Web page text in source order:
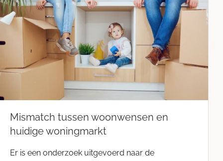
Mismatch tussen woonwensen en
huidige woningmarkt
Er is een onderzoek uitgevoerd naar de